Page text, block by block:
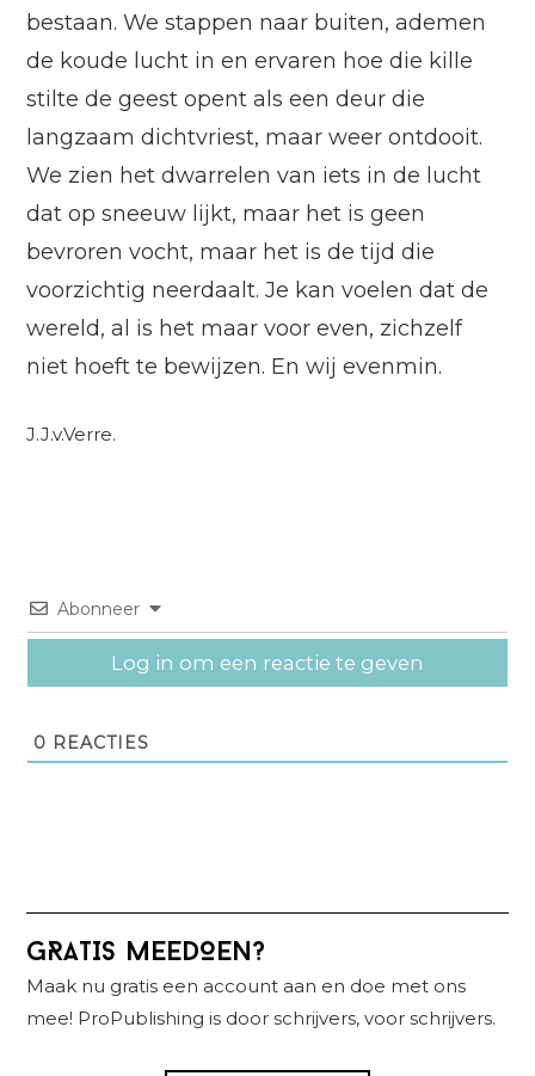
bestaan. We stappen naar buiten, ademen
de koude lucht in en ervaren hoe die kille
stilte de geest opent als een deur die
langzaam dichtvriest, maar weer ontdooit.
We zien het dwarrelen van iets in de lucht
dat op sneeuw lijkt, maar het is geen
bevroren vocht, maar het is de tijd die
voorzichtig neerdaalt. Je kan voelen dat de
wereld, al is het maar voor even, zichzelf
niet hoeft te bewijzen. En wij evenmin.
J.J.v.Verre.
Abonneer
Log in om een reactie te geven
0 REACTIES
Primaire
Sidebar
GRATIS MEEDOEN?
Maak nu gratis een account aan en doe met ons
mee! ProPublishing is door schrijvers, voor schrijvers.